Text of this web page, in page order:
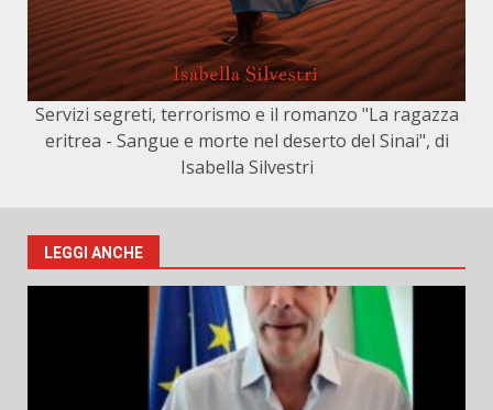
Servizi segreti, terrorismo e il romanzo "La ragazza
eritrea - Sangue e morte nel deserto del Sinai", di
Isabella Silvestri
LEGGI ANCHE